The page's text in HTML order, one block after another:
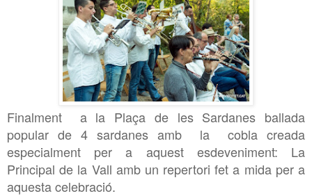
Finalment a la Plaça de les Sardanes ballada
popular de 4 sardanes amb la cobla creada
especialment per a aquest esdeveniment: La
Principal de la Vall amb un repertori fet a mida per a
aquesta celebració.